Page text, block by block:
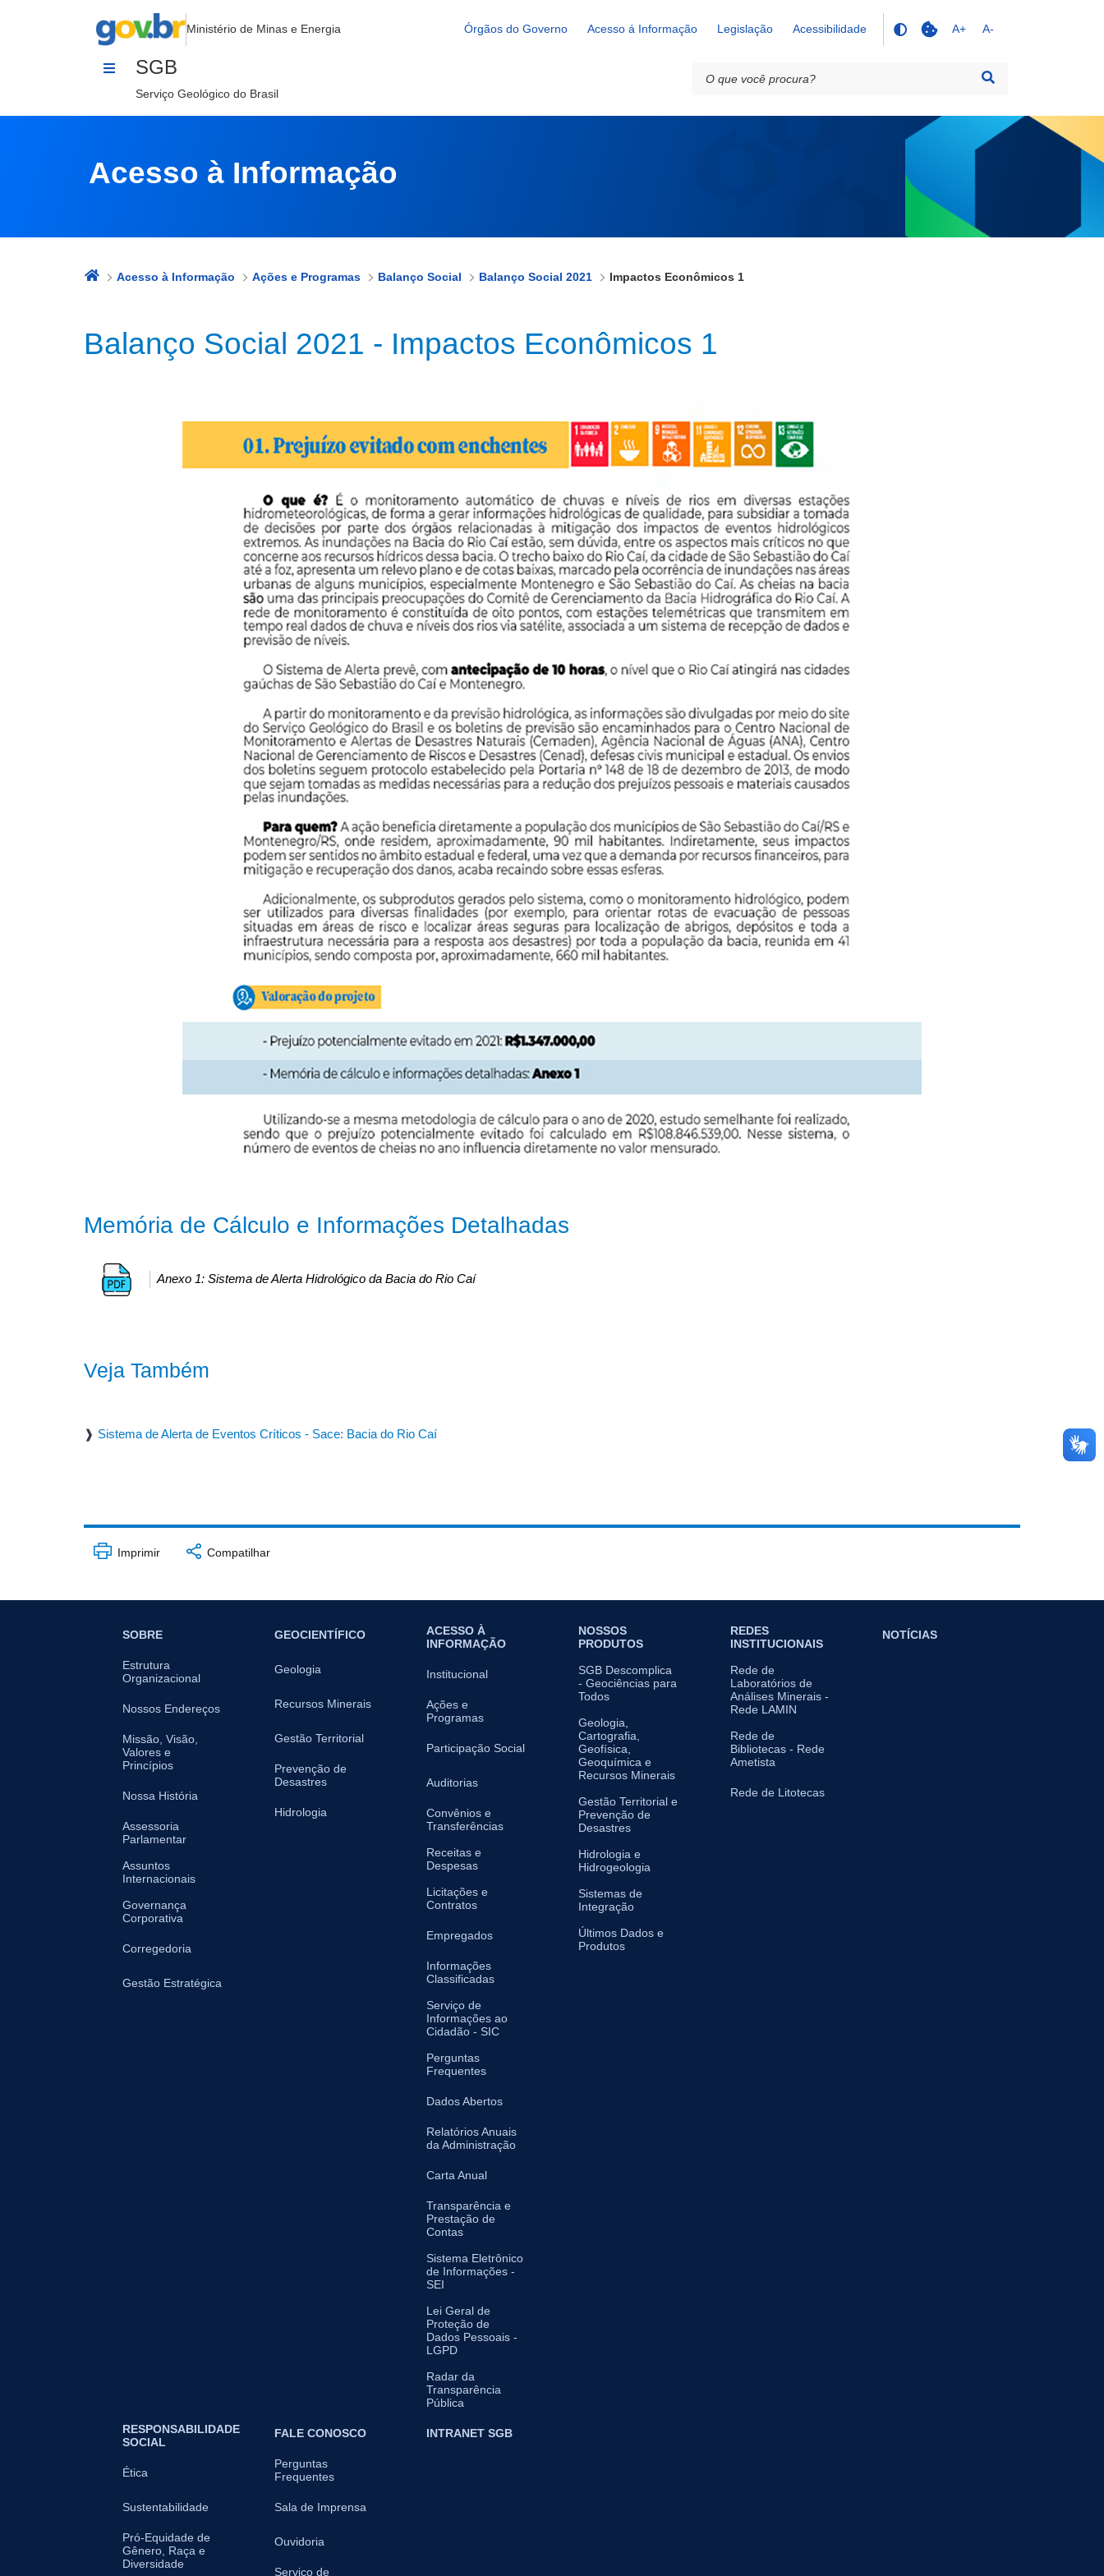
Impactos Econômicos 1
Ministério de Minas e Energia Órgãos do Governo Acesso á Informação Legislação Acessibilidade A+ A-
SGB
Serviço Geológico do Brasil
Acesso à Informação
Acesso à Informação Ações e Programas Balanço Social Balanço Social 2021 Impactos Econômicos 1
Balanço Social 2021 - Impactos Econômicos 1
Memória de Cálculo e Informações Detalhadas
Anexo 1: Sistema de Alerta Hidrológico da Bacia do Rio Caí
Veja Também
❱ Sistema de Alerta de Eventos Críticos - Sace: Bacia do Rio Caí
Imprimir Compatilhar
SOBRE
Estrutura
Organizacional
Nossos Endereços
Missão, Visão,
Valores e
Princípios
Nossa História
Assessoria
Parlamentar
Assuntos
Internacionais
Governança
Corporativa
Corregedoria
Gestão Estratégica
GEOCIENTÍFICO
Geologia
Recursos Minerais
Gestão Territorial
Prevenção de
Desastres
Hidrologia
ACESSO À
INFORMAÇÃO
Institucional
Ações e
Programas
Participação Social
Auditorias
Convênios e
Transferências
Receitas e
Despesas
Licitações e
Contratos
Empregados
Informações
Classificadas
Serviço de
Informações ao
Cidadão - SIC
Perguntas
Frequentes
Dados Abertos
Relatórios Anuais
da Administração
Carta Anual
Transparência e
Prestação de
Contas
Sistema Eletrônico
de Informações -
SEI
Lei Geral de
Proteção de
Dados Pessoais -
LGPD
Radar da
Transparência
Pública
NOSSOS
PRODUTOS
SGB Descomplica
- Geociências para
Todos
Geologia,
Cartografia,
Geofísica,
Geoquímica e
Recursos Minerais
Gestão Territorial e
Prevenção de
Desastres
Hidrologia e
Hidrogeologia
Sistemas de
Integração
Últimos Dados e
Produtos
REDES
INSTITUCIONAIS
Rede de
Laboratórios de
Análises Minerais -
Rede LAMIN
Rede de
Bibliotecas - Rede
Ametista
Rede de Litotecas
NOTÍCIAS
RESPONSABILIDADE
SOCIAL
Ética
Sustentabilidade
Pró-Equidade de
Gênero, Raça e
Diversidade
FALE CONOSCO
Perguntas
Frequentes
Sala de Imprensa
Ouvidoria
Serviço de
INTRANET SGB